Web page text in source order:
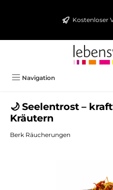
Kostenloser
Navigation
🌙 Seelentrost –
Kräutern
Berk Räucherungen